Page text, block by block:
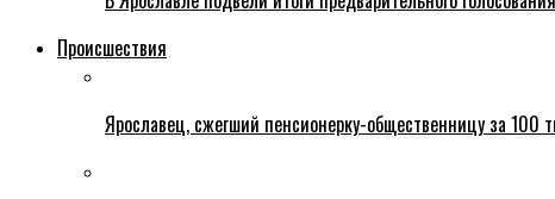
Происшествия
Ярославец, сжегший пенсионерку-общественницу за 100